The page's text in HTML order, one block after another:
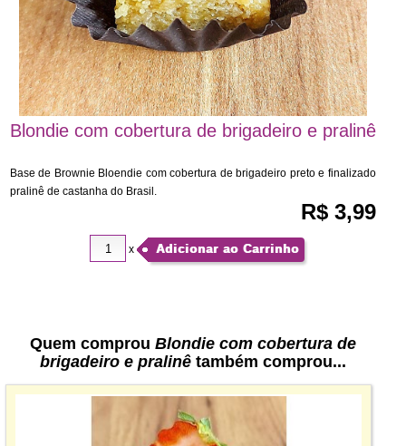
Blondie com cobertura de brigadeiro e pralinê
Base de Brownie Bloendie com cobertura de brigadeiro preto e finalizado
pralinê de castanha do Brasil.
R$ 3,99
x Adicionar ao Carrinho
Quem comprou Blondie com cobertura de
brigadeiro e pralinêtambém comprou...